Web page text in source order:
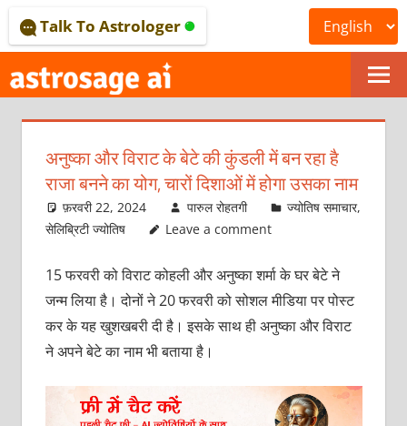
to
content
ONLINE
ASTROLOGICAL
JOURNAL
–
ASTROSAGE
MAGAZINE
Talk To Astrologer
अनुष्‍का और विराट के बेटे की कुंडली में बन रहा है
राजा बनने का योग, चारों दिशाओं में होगा उसका नाम
फ़रवरी 22, 2024 पारुल रोहतगी ज्योतिष समाचार,
सेलिब्रिटी ज्योतिष
Leave a comment
15 फरवरी को विराट कोहली और अनुष्‍का शर्मा के घर बेटे ने
जन्‍म लिया है। दोनों ने 20 फरवरी को सोशल मीडिया पर पोस्‍ट
कर के यह खुशखबरी दी है। इसके साथ ही अनुष्‍का और विराट
ने अपने बेटे का नाम भी बताया है।